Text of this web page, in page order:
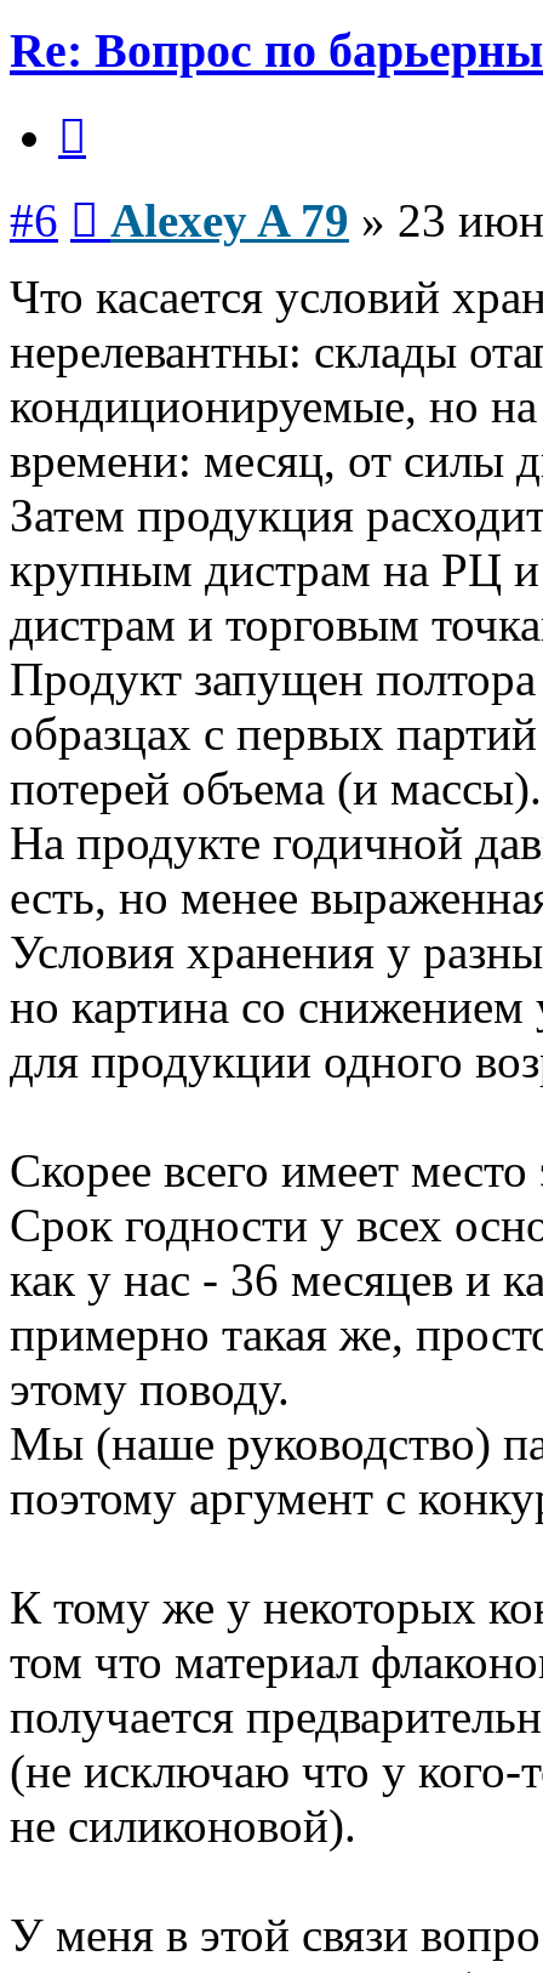
Re: Вопрос по
#6 Alexey A 79 » 23
Что касается условий
нерелевантны: склады
кондиционируемые, но
времени: месяц, от силы
Затем продукция
крупным дистрам на РЦ
дистрам и торговым
Продукт запущен
образцах с первых
потерей объема (и массы).
На продукте годичной
есть, но менее
Условия хранения у
но картина со снижением
для продукции одного
Скорее всего имеет
Срок годности у всех
как у нас - 36 месяцев и
примерно такая же,
этому поводу.
Мы (наше руководство)
поэтому аргумент с
К тому же у некоторых
том что материал
получается
(не исключаю что у кого-
не силиконовой).
У меня в этой связи